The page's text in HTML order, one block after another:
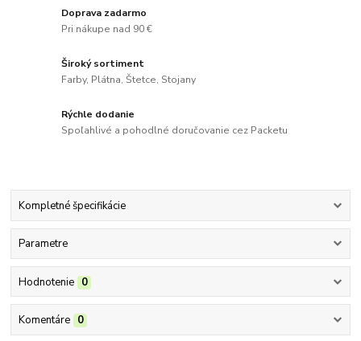
Doprava zadarmo
Pri nákupe nad 90 €
Široký sortiment
Farby, Plátna, Štetce, Stojany
Rýchle dodanie
Spoľahlivé a pohodlné doručovanie cez Packetu
Kompletné špecifikácie
Parametre
Hodnotenie 0
Komentáre 0